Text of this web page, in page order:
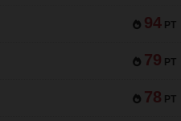
94 PT
79 PT
78 PT